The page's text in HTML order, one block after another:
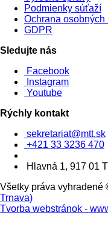
Podmienky súťaží
Ochrana osobných
GDPR
Sledujte nás
Facebook
Instagram
Youtube
Rýchly kontakt
sekretariat@mtt.sk
+421 33 3236 470
Hlavná 1, 917 01
Všetky práva vyhradené
Trnava)
Tvorba webstránok -